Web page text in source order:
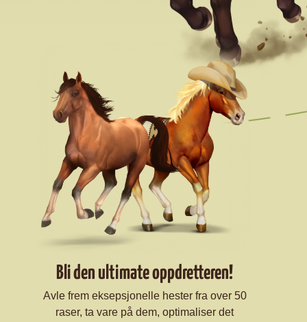
Bli den ultimate oppdretteren!
Avle frem eksepsjonelle hester fra over 50
raser, ta vare på dem, optimaliser det